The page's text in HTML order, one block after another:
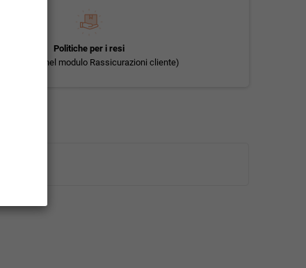
Politiche per i resi
(modificale nel modulo Rassicurazioni cliente)